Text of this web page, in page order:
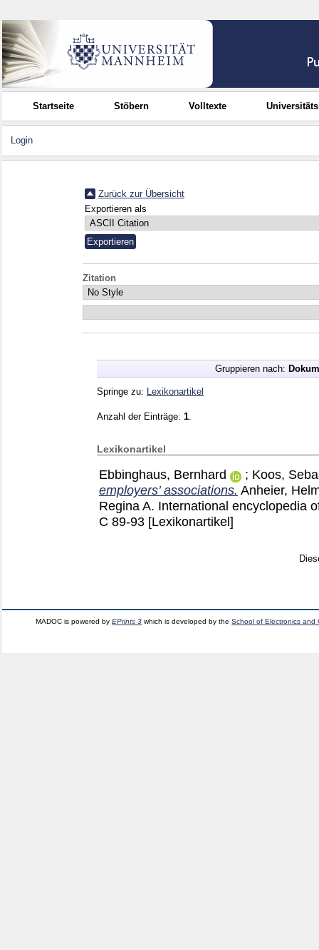
Startseite Stöbern Volltexte
Login
Zurück zur Übersicht
Exportieren als
Zitation
Gruppieren nach:
Springe zu: Lexikonartikel
Anzahl der Einträge: 1
Lexikonartikel
Ebbinghaus, Bernhard ; Koos,
employers’ associations. Anheier,
Regina A. International encyclopedia
C 89-93 [Lexikonartikel]
MADOC is powered byEPrints 3 which is developed by theSchool of Electronics and